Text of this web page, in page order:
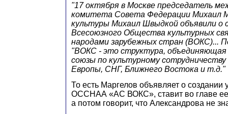
"17 октября в Москве председатель
комитета Совета Федерации Михаил
культуры Михаил Швыдкой объявили о
Всесоюзного Общества культурных
народами зарубежных стран (ВОКС)...
"ВОКС - это структура,
союзы по культурному
Европы, СНГ, Ближнего Востока и т.д."
То есть Маргелов объявляет о создании
ОССНАА «АС ВОКС», ставит во главе
а потом говорит, что Александрова не